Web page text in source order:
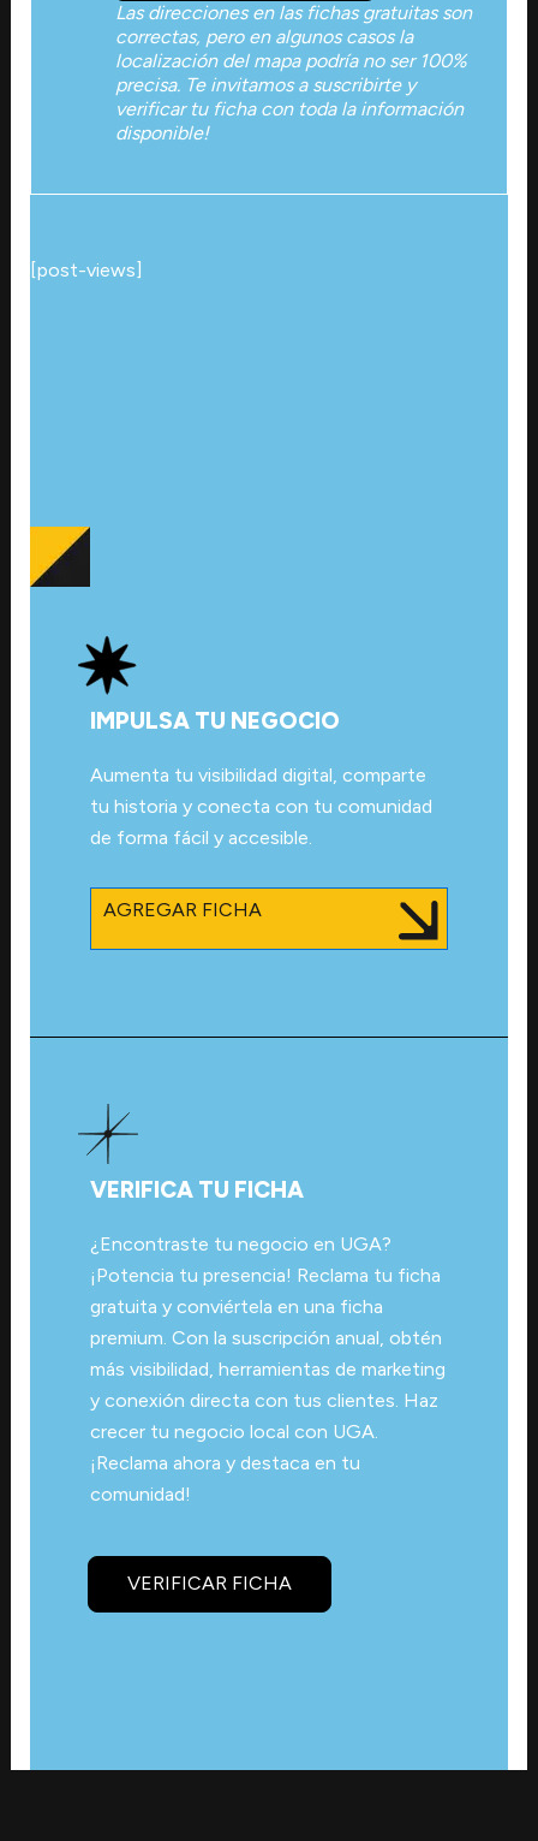
Las direcciones en las fichas gratuitas son
correctas, pero en algunos casos la
localización del mapa podría no ser 100%
precisa. Te invitamos a suscribirte y
verificar tu ficha con toda la información
disponible!
[post-views]
IMPULSA TU NEGOCIO
Aumenta tu visibilidad digital, comparte
tu historia y conecta con tu comunidad
de forma fácil y accesible.
AGREGAR FICHA
VERIFICA TU FICHA
¿Encontraste tu negocio en UGA?
¡Potencia tu presencia! Reclama tu ficha
gratuita y conviértela en una ficha
premium. Con la suscripción anual, obtén
más visibilidad, herramientas de marketing
y conexión directa con tus clientes. Haz
crecer tu negocio local con UGA.
¡Reclama ahora y destaca en tu
comunidad!
VERIFICAR FICHA